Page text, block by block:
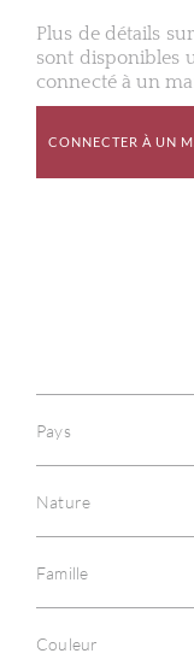
Plus de détails
sont disponibles
connecté à un
CONNECTER À UN
Pays
Nature
Famille
Couleur